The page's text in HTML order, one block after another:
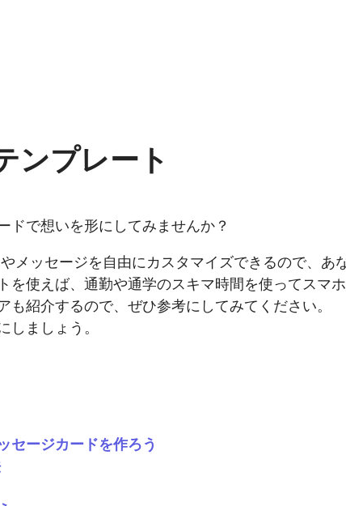
ンプレート
ドで想いを形にしてみませんか？
メッセージを自由にカスタマイズできるので、あ
を使えば、通勤や通学のスキマ時間を使ってスマ
紹介するので、ぜひ参考にしてみてください。
しましょう。
セージカードを作ろう